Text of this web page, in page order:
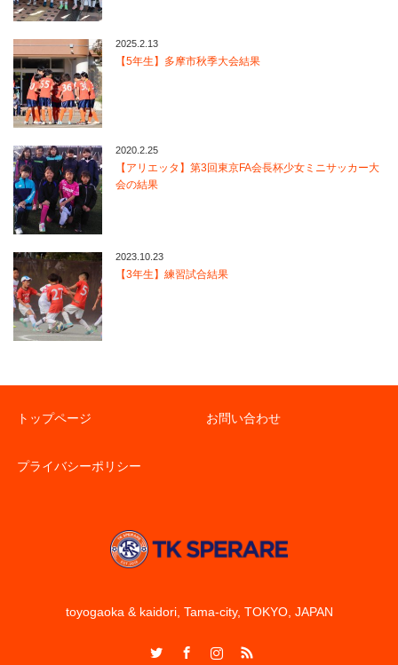
2025.2.13
【5年生】多摩市秋季大会結果
2020.2.25
【アリエッタ】第3回東京FA会長杯少女ミニサッカー大
会の結果
2023.10.23
【3年生】練習試合結果
トップページ お問い合わせ
プライバシーポリシー
toyogaoka & kaidori, Tama-city, TOKYO, JAPAN